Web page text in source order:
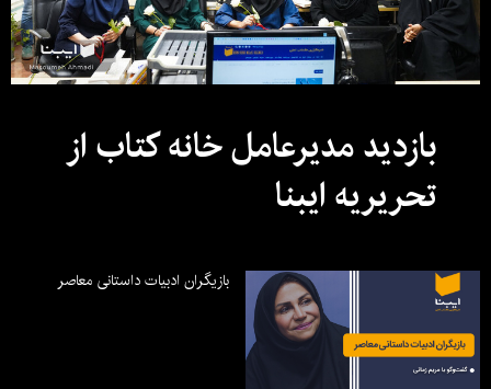
بازدید مدیرعامل خانه کتاب از
تحریریه ایبنا
بازیگران ادبیات داستانی معاصر